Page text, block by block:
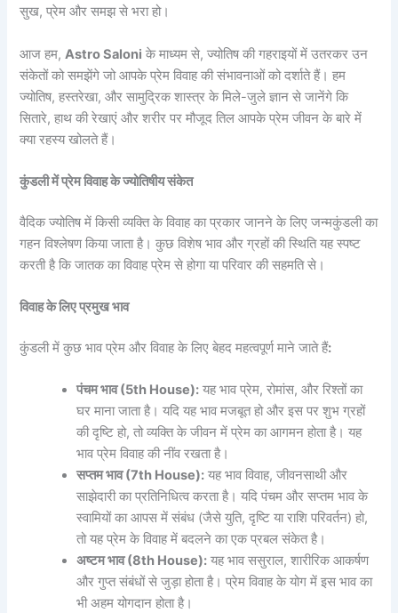
सुख, प्रेम और समझ से भरा हो।
आज हम,Astro Saloni के माध्यम से, ज्योतिष की गहराइयों में उतरकर उन
संकेतों को समझेंगे जो आपके प्रेम विवाह की संभावनाओं को दर्शाते हैं। हम
ज्योतिष, हस्तरेखा, और सामुद्रिक शास्त्र के मिले-जुले ज्ञान से जानेंगे कि
सितारे, हाथ की रेखाएं और शरीर पर मौजूद तिल आपके प्रेम जीवन के बारे में
क्या रहस्य खोलते हैं।
कुंडली में प्रेम विवाह के ज्योतिषीय संकेत
वैदिक ज्योतिष में किसी व्यक्ति के विवाह का प्रकार जानने के लिए जन्मकुंडली का
गहन विश्लेषण किया जाता है। कुछ विशेष भाव और ग्रहों की स्थिति यह स्पष्ट
करती है कि जातक का विवाह प्रेम से होगा या परिवार की सहमति से।
विवाह के लिए प्रमुख भाव
कुंडली में कुछ भाव प्रेम और विवाह के लिए बेहद महत्वपूर्ण माने जाते हैं:
पंचम भाव (5th House): यह भाव प्रेम, रोमांस, और रिश्तों का
घर माना जाता है। यदि यह भाव मजबूत हो और इस पर शुभ ग्रहों
की दृष्टि हो, तो व्यक्ति के जीवन में प्रेम का आगमन होता है। यह
भाव प्रेम विवाह की नींव रखता है।
सप्तम भाव (7th House): यह भाव विवाह, जीवनसाथी और
साझेदारी का प्रतिनिधित्व करता है। यदि पंचम और सप्तम भाव के
स्वामियों का आपस में संबंध (जैसे युति, दृष्टि या राशि परिवर्तन) हो,
तो यह प्रेम के विवाह में बदलने का एक प्रबल संकेत है।
अष्टम भाव (8th House): यह भाव ससुराल, शारीरिक आकर्षण
और गुप्त संबंधों से जुड़ा होता है। प्रेम विवाह के योग में इस भाव का
भी अहम योगदान होता है।